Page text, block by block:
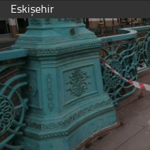
Eskişehir